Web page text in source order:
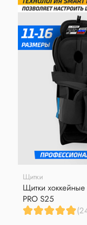
Щитки
Щитки
PRO S25